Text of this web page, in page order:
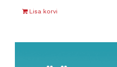
Lisa korvi